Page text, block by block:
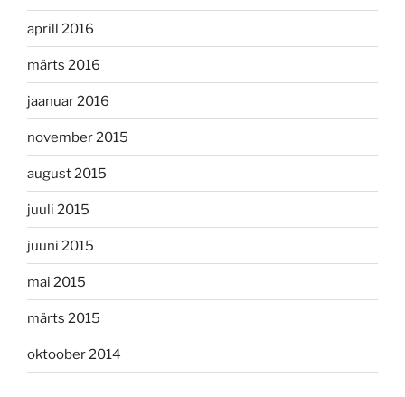
aprill 2016
märts 2016
jaanuar 2016
november 2015
august 2015
juuli 2015
juuni 2015
mai 2015
märts 2015
oktoober 2014